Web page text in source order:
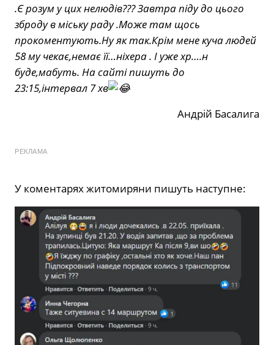
.Є розум у цих нелюдів??? Завтра піду до цього
зброду в міську раду .Може там щось
прокоментують.Ну як так.Крім мене куча людей
58 му чекає,немає її…ніхера . І уже хр….н
буде,мабуть. На сайті пишуть до
23:15,інтервал 7 хв
Андрій Басалига
РЕКЛАМА
У коментарях житомиряни пишуть наступне: